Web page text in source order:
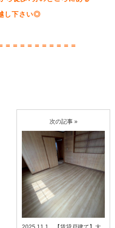
し下さい◎
＝＝＝＝＝＝＝＝＝＝
次の記事 »